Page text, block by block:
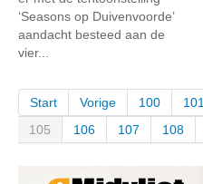
‘Seasons op Duivenvoorde’
aandacht besteed aan de
vier...
Start Vorige 100 101
105
106 107 108